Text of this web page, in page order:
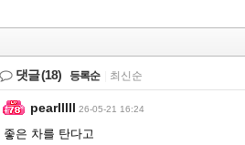
댓글(18) 등록순 최신순
pearlllll 26-05-21 16:24
좋은 차를 탄다고